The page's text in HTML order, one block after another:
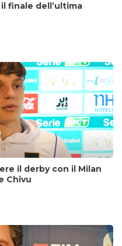
finale dell’ultima
il derby con il Milan
Chivu